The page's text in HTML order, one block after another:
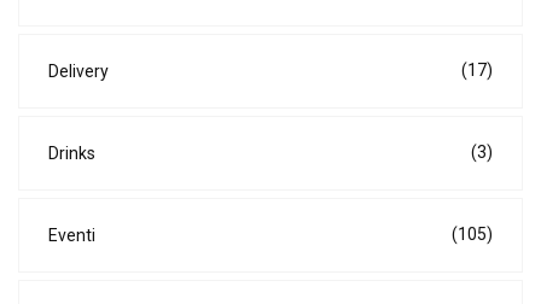
Delivery (17)
Drinks (3)
Eventi (105)